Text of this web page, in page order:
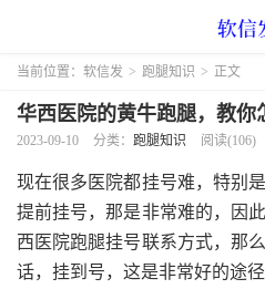
当前位置： 软信发 > 跑腿知识 > 正文
华西医院的黄牛跑腿，教你
2023-09-10 分类： 跑腿知识 阅读(106)
现在很多医院都挂号难，特别
提前挂号，那是非常难的，因
西医院跑腿挂号联系方式，那
话，挂到号，这是非常好的途径